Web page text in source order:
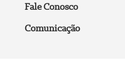
Fale Conosco
Comunicação